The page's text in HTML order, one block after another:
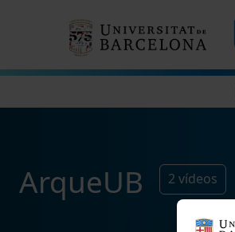
ArqueUB 2 vídeos